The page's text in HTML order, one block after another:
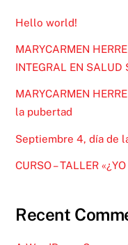
Hello world!
MARYCARMEN
INTEGRAL EN SALUD
MARYCARMEN
la pubertad
Septiembre 4, día de
CURSO – TALLER
Recent